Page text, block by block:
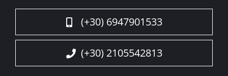
(+30) 6947901533
(+30) 2105542813